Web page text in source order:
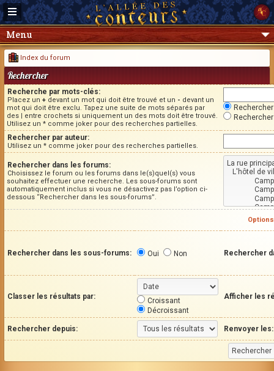
Menu
Index du forum
Rechercher
Recherche par mots-clés:
Placez un + devant un mot qui doit être trouvé et un - devant un
mot qui doit être exclu. Tapez une suite de mots séparés par
des | entre crochets si uniquement un des mots doit être trouvé.
Utilisez un * comme joker pour des recherches partielles.
Rechercher par auteur:
Utilisez un * comme joker pour des recherches partielles.
Rechercher dans les forums:
Choisissez le forum ou les forums dans le(s)quel(s) vous
souhaitez effectuer une recherche. Les sous-forums sont
automatiquement inclus si vous ne désactivez pas l’option ci-
dessous “Rechercher dans les sous-forums”.
Rechercher dans les sous-forums: Oui Non Rechercher
Classer les résultats par:
Croissant
Décroissant
Afficher les
Rechercher depuis: Renvoyer les: